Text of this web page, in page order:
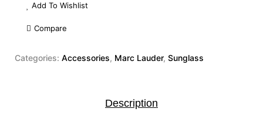
Add To Wishlist
Compare
Categories: Accessories, Marc Lauder, Sunglass
Description